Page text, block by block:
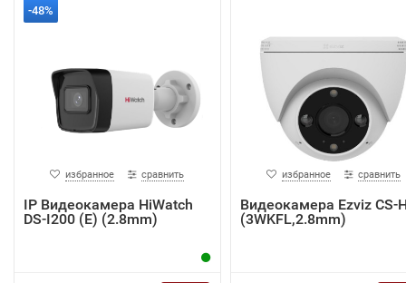
-48%
избранное сравнить
IP Видеокамера HiWatch
DS-I200 (E) (2.8mm)
избранное сравнить
Видеокамера Ezviz CS-
(3WKFL,2.8mm)